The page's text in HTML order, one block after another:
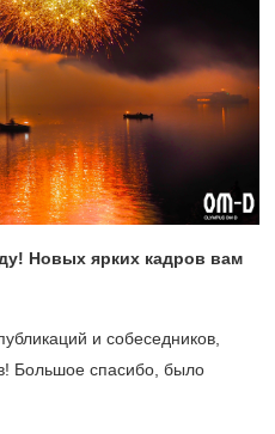
Новых ярких кадров вам
и собеседников,
Большое спасибо, было